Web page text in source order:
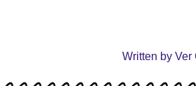
Written byVer